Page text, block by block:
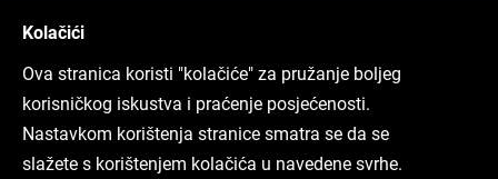
ARHIVA TEKSTOVA
Svi tekstovi
Kolačići
Ova stranica koristi "kolačiće" za pružanje boljeg
korisničkog iskustva i praćenje posjećenosti.
Nastavkom korištenja stranice smatra se da se
slažete s korištenjem kolačića u navedene svrhe.